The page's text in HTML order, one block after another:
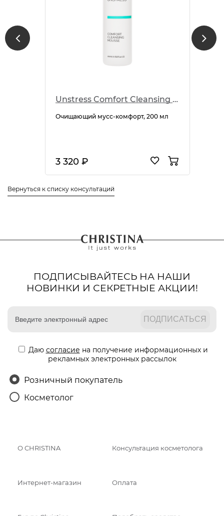
Unstress Comfort Cleansing Mousse
Очищающий мусс-комфорт, 200 мл
3 320 ₽
Вернуться к списку консультаций
ПОДПИСЫВАЙТЕСЬ НА НАШИ
НОВИНКИ И СЕКРЕТНЫЕ АКЦИИ!
Даю согласие на получение информационных и
рекламных электронных рассылок
Розничный покупатель
Косметолог
О CHRISTINA Консультация косметолога
Интернет-магазин Оплата